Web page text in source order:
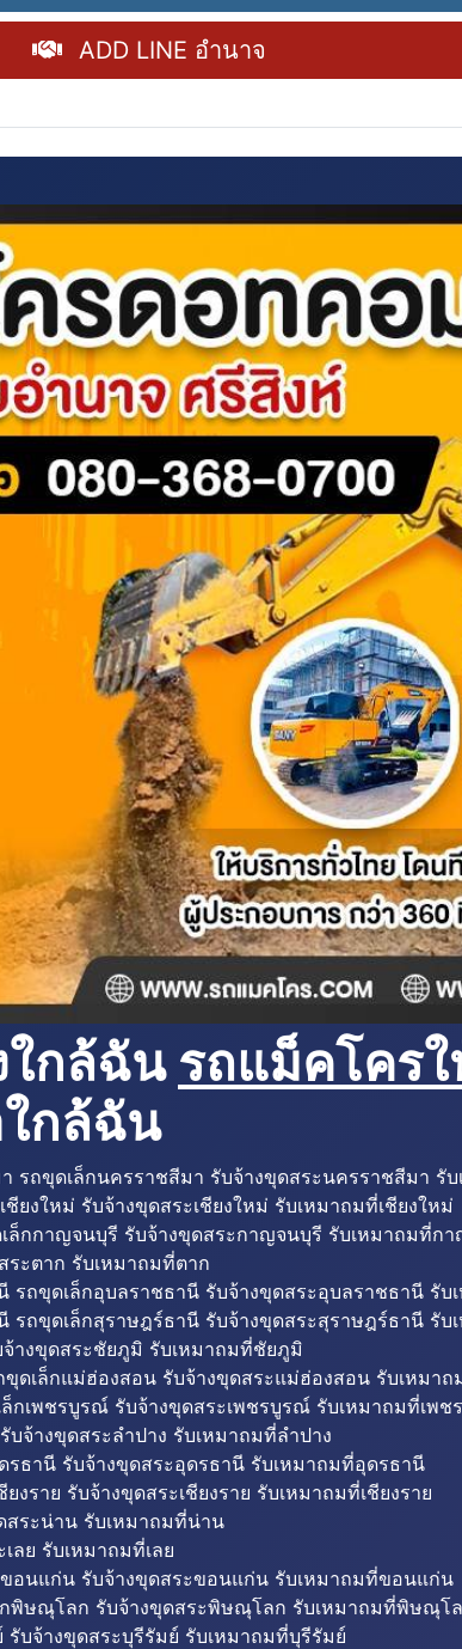
ADD LINE อำนาจ
ใกล้ฉัน รถแม็คโคร
กล้ฉัน
รถขุดเล็กนครราชสีมา รับจ้างขุดสระนครราชสีมา รั
ยงใหม่ รับจ้างขุดสระเชียงใหม่ รับเหมาถมที่เชียงใหม่
กกาญจนบุรี รับจ้างขุดสระกาญจนบุรี รับเหมาถมที่ก
ระตาก รับเหมาถมที่ตาก
ถขุดเล็กอุบลราชธานี รับจ้างขุดสระอุบลราชธานี รั
ถขุดเล็กสุราษฎร์ธานี รับจ้างขุดสระสุราษฎร์ธานี รั
างขุดสระชัยภูมิ รับเหมาถมที่ชัยภูมิ
ดเล็กแม่ฮ่องสอน รับจ้างขุดสระแม่ฮ่องสอน รับเหมา
กเพชรบูรณ์ รับจ้างขุดสระเพชรบูรณ์ รับเหมาถมที่เพ
บจ้างขุดสระลำปาง รับเหมาถมที่ลำปาง
ธานี รับจ้างขุดสระอุดรธานี รับเหมาถมที่อุดรธานี
งราย รับจ้างขุดสระเชียงราย รับเหมาถมที่เชียงราย
สระน่าน รับเหมาถมที่น่าน
ลย รับเหมาถมที่เลย
อนแก่น รับจ้างขุดสระขอนแก่น รับเหมาถมที่ขอนแก่น
พิษณุโลก รับจ้างขุดสระพิษณุโลก รับเหมาถมที่พิษณุโ
บจ้างขุดสระบุรีรัมย์ รับเหมาถมที่บุรีรัมย์